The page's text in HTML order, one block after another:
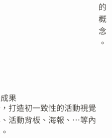
的
概
念
。
果
打造初一致性的活動視覺
活動背板、海報、…等內